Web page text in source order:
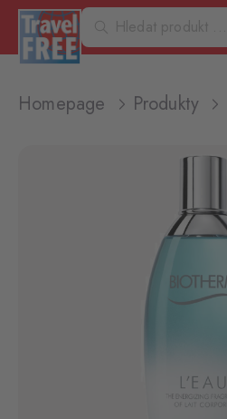
Homepage Produkty